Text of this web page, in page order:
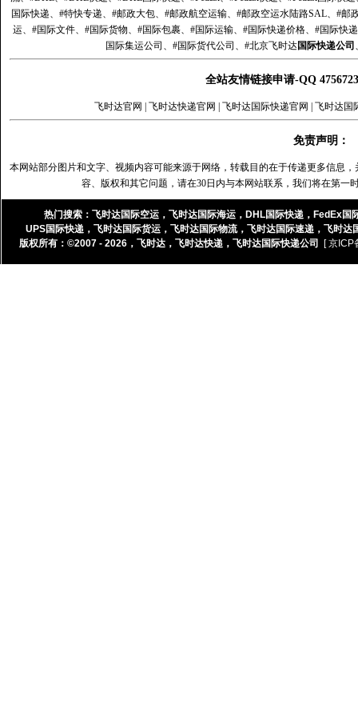
国际快递、#特快专递、#邮政大包、#邮政航空运输、#邮政空运水陆路SAL、#
运、#国际文件、#国际货物、#国际包裹、#国际运输、#国际快递价格、#国际快
国际集运公司、#国际货代公司、#北京飞时达国际快递公司
全站友情链接申请-QQ
飞时达官网 飞时达快递官网 飞时达国际快递官网 飞时达国
免责声明：
本网站部分图片和文字、视频内容可能来源于网络，转载目的在于传递更多信息
容、版权和其它问题，请在30日内与本网站联系，我们将在第一
热门搜索： 飞时达国际空运 ， 飞时达国际海运 ， DHL国际快递 ， FedEx国
UPS国际快递 ， 飞时达国际货运 ， 飞时达国际物流， 飞时达国际速递 ， 飞时达
版权所有：©2007 - 2026， 飞时达， 飞时达快递， 飞时达国际快递公司 [ 京ICP